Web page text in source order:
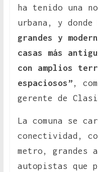
ha tenido una
urbana, y
grandes y
casas más
con amplios
espaciosos” ,
gerente de
La comuna se
conectividad,
metro, grandes
autopistas que